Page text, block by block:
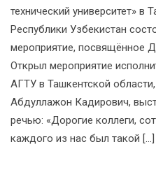
технический университет» в
Республики Узбекистан
мероприятие, посвящённое
Открыл мероприятие
АГТУ в Ташкентской
Абдуллажон Кадирович,
речью: «Дорогие коллеги,
каждого из нас был такой […]